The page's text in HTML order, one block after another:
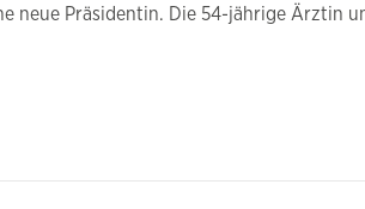
neue Präsidentin. Die 54-jährige Ärztin